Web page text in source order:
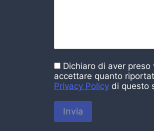
Dichiaro di aver preso
accettare quanto
Privacy Policydi questo
Invia